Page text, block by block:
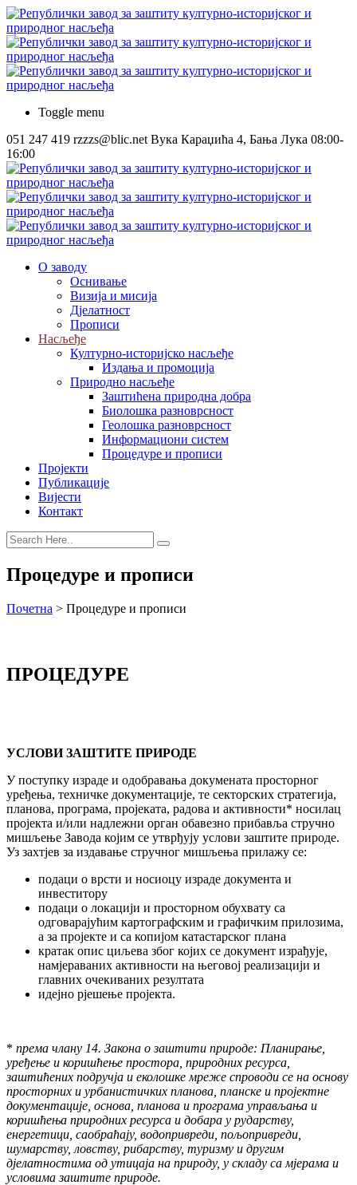
Toggle menu
051 247 419 rzzzs@blic.net Вука Караџића 4, Бања Лука 08:00-
16:00
О заводу
Оснивање
Визија и мисија
Дјелатност
Прописи
Насљеђе
Културно-историјско насљеђе
Издања и промоција
Природно насљеђе
Заштићена природна добра
Биолошка разноврсност
Геолошка разноврсност
Информациони систем
Процедуре и прописи
Пројекти
Публикације
Вијести
Контакт
Процедуре и прописи
Почетна > Процедуре и прописи
ПРОЦЕДУРЕ
УСЛОВИ ЗАШТИТЕ ПРИРОДЕ
У поступку израде и одобравања докумената просторног
уређења, техничке документације, те секторских стратегија,
планова, програма, пројеката, радова и активности* носилац
пројекта и/или надлежни орган обавезно прибавља стручно
мишљење Завода којим се утврђују услови заштите природе.
Уз захтјев за издавање стручног мишљења прилажу се:
подаци о врсти и носиоцу израде документа и
инвеститору
подаци о локацији и просторном обухвату са
одговарајућим картографским и графичким прилозима,
а за пројекте и са копијом катастарског плана
кратак опис циљева због којих се документ израђује,
намјераваних активности на његовој реализацији и
главних очекиваних резултата
идејно рјешење пројекта.
* према члану 14. Закона о заштити природе: Планирање,
уређење и коришћење простора, природних ресурса,
заштићених подручја и еколошке мреже спроводи се на основу
просторних и урбанистичких планова, планске и пројектне
документације, основа, планова и програма управљања и
коришћења природних ресурса и добара у рударству,
енергетици, саобраћају, водопривреди, пољопривреди,
шумарству, ловству, рибарству, туризму и другим
дјелатностима од утицаја на природу, у складу са мјерама и
условима заштите природе.